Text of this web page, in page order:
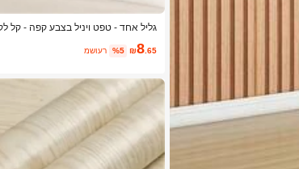
גליל אחד - טפט ויניל בצבע קפה - קל
₪8 .65
%5 משוער